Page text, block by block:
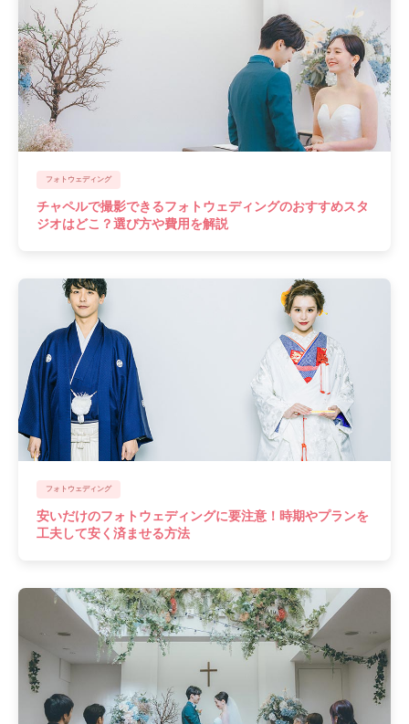
フォトウェディング
チャペルで撮影できるフォトウェディングのおすすめスタ
ジオはどこ？選び方や費用を解説
フォトウェディング
安いだけのフォトウェディングに要注意！時期やプランを
工夫して安く済ませる方法